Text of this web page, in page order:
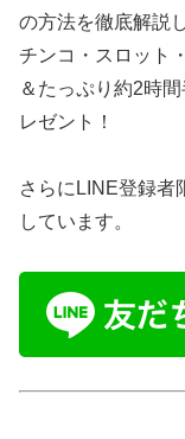
の方法を徹底解説
チンコ・スロット
＆たっぷり約2時
レゼント！
さらにLINE登録者
しています。